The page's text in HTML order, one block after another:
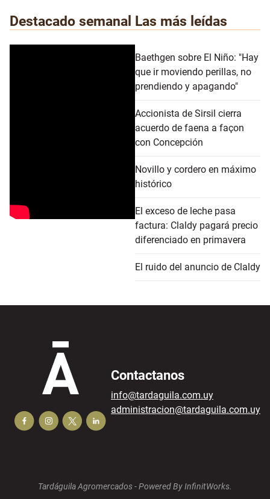
Destacado semanal Las más leídas
Baethgen sobre El Niño: "Hay
que ir moviendo perillas, no
prendiendo y apagando"
Accionista de Sirsil cierra
acuerdo de faena a façon
con Concepción
Novillo y cordero en máximo
histórico
El exceso de leche pasa
factura: Claldy pagará precio
diferenciado en primavera
El ruido del anuncio de Claldy
Contactanos
info@tardaguila.com.uy
administracion@tardaguila.com.uy
Tardáguila Agromercados -Powered By InfinitWorks.